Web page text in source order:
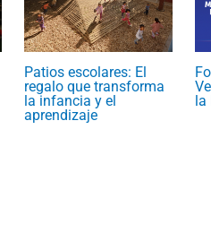
Patios escolares: El
regalo que transforma
la infancia y el
aprendizaje
la